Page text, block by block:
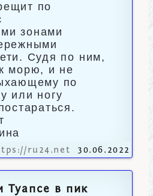
по
зонами
Судя по ним,
морю, и не
по
или ногу
ru24.net 30.06.2022
в пик